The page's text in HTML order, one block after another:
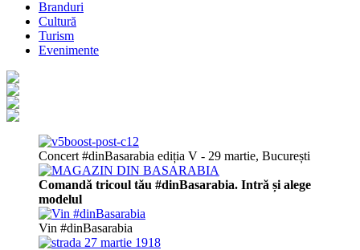
Branduri
Cultură
Turism
Evenimente
Concert #dinBasarabia ediția V - 29 martie, București
Comandă tricoul tău #dinBasarabia. Intră și alege
modelul
Vin #dinBasarabia